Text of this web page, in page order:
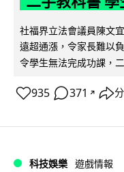
社福界立法會議員陳文
遠超通漲，令家長難以
令學生無法完成功課，
935 371 ↗
科技娛樂 遊戲情報